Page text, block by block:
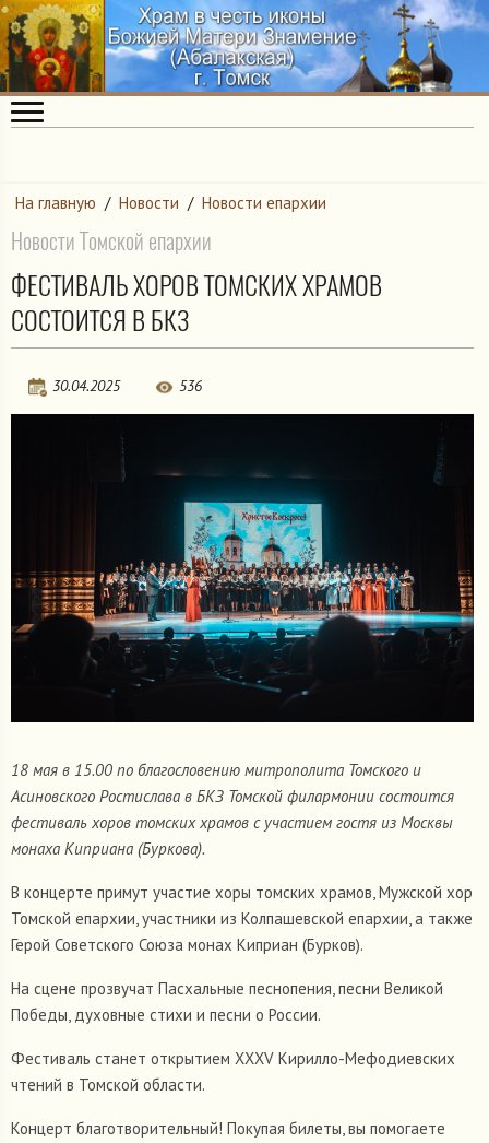
На главную / Новости / Новости епархии
Новости Томской епархии
ФЕСТИВАЛЬ ХОРОВ ТОМСКИХ ХРАМОВ
СОСТОИТСЯ В БКЗ
30.04.2025 536
18 мая в 15.00 по благословению митрополита Томского и
Асиновского Ростислава в БКЗ Томской филармонии состоится
фестиваль хоров томских храмов с участием гостя из Москвы
монаха Киприана (Буркова).
В концерте примут участие хоры томских храмов, Мужской хор
Томской епархии, участники из Колпашевской епархии, а также
Герой Советского Союза монах Киприан (Бурков).
На сцене прозвучат Пасхальные песнопения, песни Великой
Победы, духовные стихи и песни о России.
Фестиваль станет открытием XXXV Кирилло-Мефодиевских
чтений в Томской области.
Концерт благотворительный! Покупая билеты, вы помогаете